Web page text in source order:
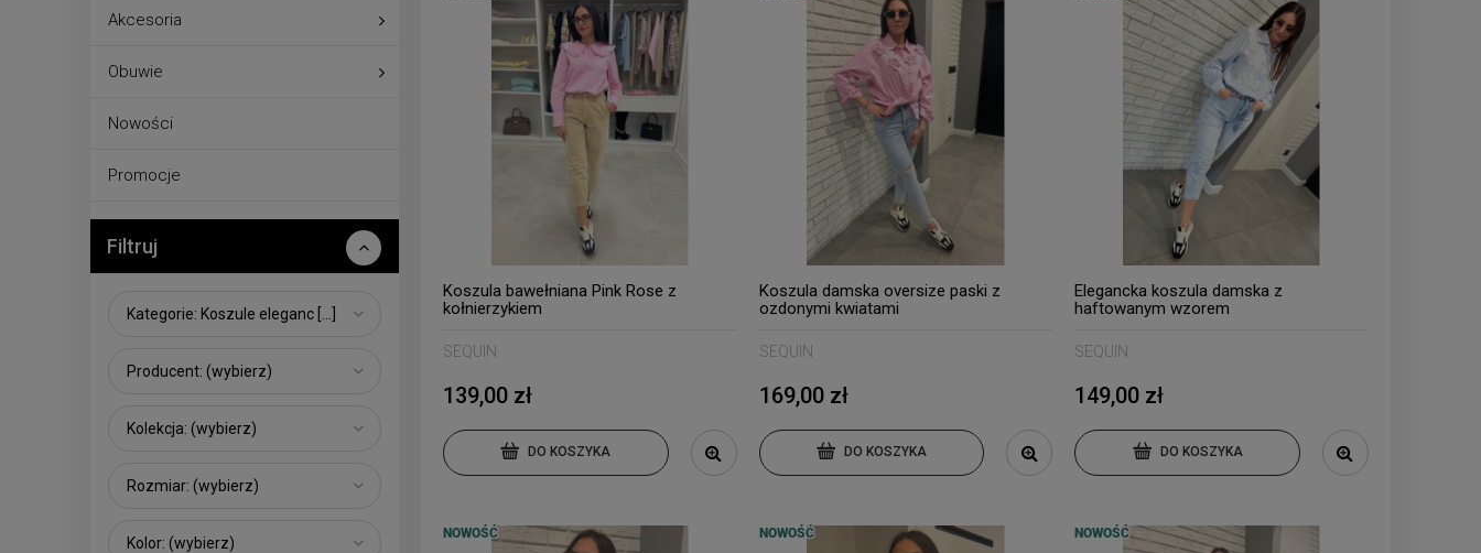
Akcesoria
Obuwie
Nowości
Promocje
Filtruj
Kategorie: Koszule eleganc [...]
Producent: (wybierz)
Kolekcja: (wybierz)
Rozmiar: (wybierz)
Kolor: (wybierz)
Koszula bawełniana Pink Rose z
kołnierzykiem
SEQUIN
139,00 zł
DO KOSZYKA
Koszula damska oversize paski z
ozdonymi kwiatami
SEQUIN
169,00 zł
DO KOSZYKA
Elegancka koszula damska z
haftowanym wzorem
SEQUIN
149,00 zł
DO KOSZYKA
NOWOŚĆ NOWOŚĆ NOWOŚĆ